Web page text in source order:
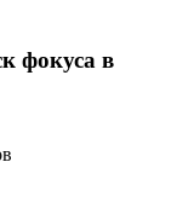
фокуса в